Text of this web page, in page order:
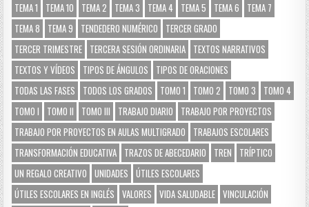
TEMA 1
TEMA 10 TEMA 2 TEMA 3 TEMA 4 TEMA 5 TEMA 6
TEMA 7
TEMA 8
TEMA 9 TENDEDERO NUMÉRICO
TERCER GRADO
TERCER TRIMESTRE TERCERA SESIÓN ORDINARIA TEXTOS NARRATIVOS
TEXTOS Y VÍDEOS
TIPOS DE ÁNGULOS
TIPOS DE ORACIONES
TODAS LAS FASES
TODOS LOS GRADOS TOMO 1 TOMO 2 TOMO 3
TOMO 4
TOMO I
TOMO II TOMO III TRABAJO DIARIO
TRABAJO POR PROYECTOS
TRABAJO POR PROYECTOS EN AULAS MULTIGRADO
TRABAJOS ESCOLARES
TRANSFORMACIÓN EDUCATIVA TRAZOS DE ABECEDARIO TREN
TRÍPTICO
UN REGALO CREATIVO
UNIDADES
ÚTILES ESCOLARES
ÚTILES ESCOLARES EN INGLÉS
VALORES VIDA SALUDABLE VINCULACIÓN